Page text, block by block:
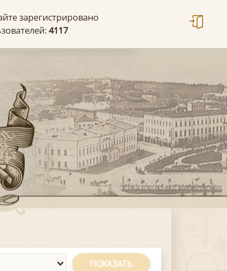
зарегистрировано
4117
ПОКАЗАТЬ